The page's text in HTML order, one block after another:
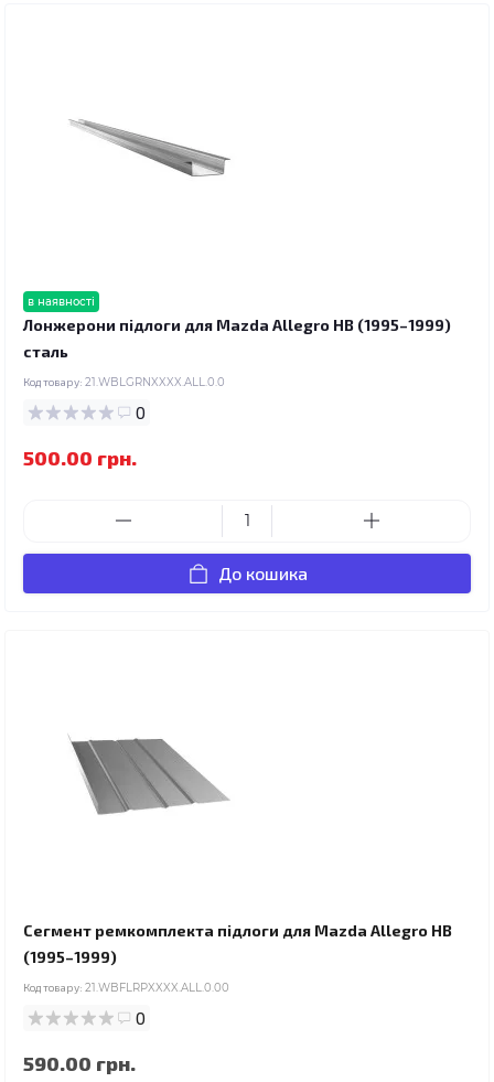
в наявності
Лонжерони підлоги для Mazda Allegro HB (1995–1999)
сталь
Код товару: 21.WBLGRNXXXX.ALL.0.0
0
500.00 грн.
До кошика
Сегмент ремкомплекта підлоги для Mazda Allegro HB
(1995–1999)
Код товару: 21.WBFLRPXXXX.ALL.0.00
0
590.00 грн.